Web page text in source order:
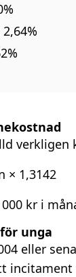
verkligen
× 1,3142
kr i
unga
eller